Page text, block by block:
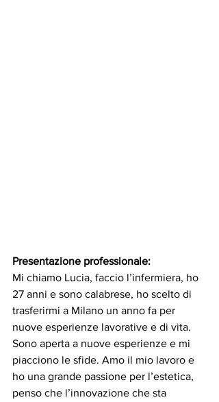
Presentazione professionale:
Mi chiamo Lucia, faccio l’infermiera, ho
27 anni e sono calabrese, ho scelto di
trasferirmi a Milano un anno fa per
nuove esperienze lavorative e di vita.
Sono aperta a nuove esperienze e mi
piacciono le sfide. Amo il mio lavoro e
ho una grande passione per l’estetica,
penso che l’innovazione che sta